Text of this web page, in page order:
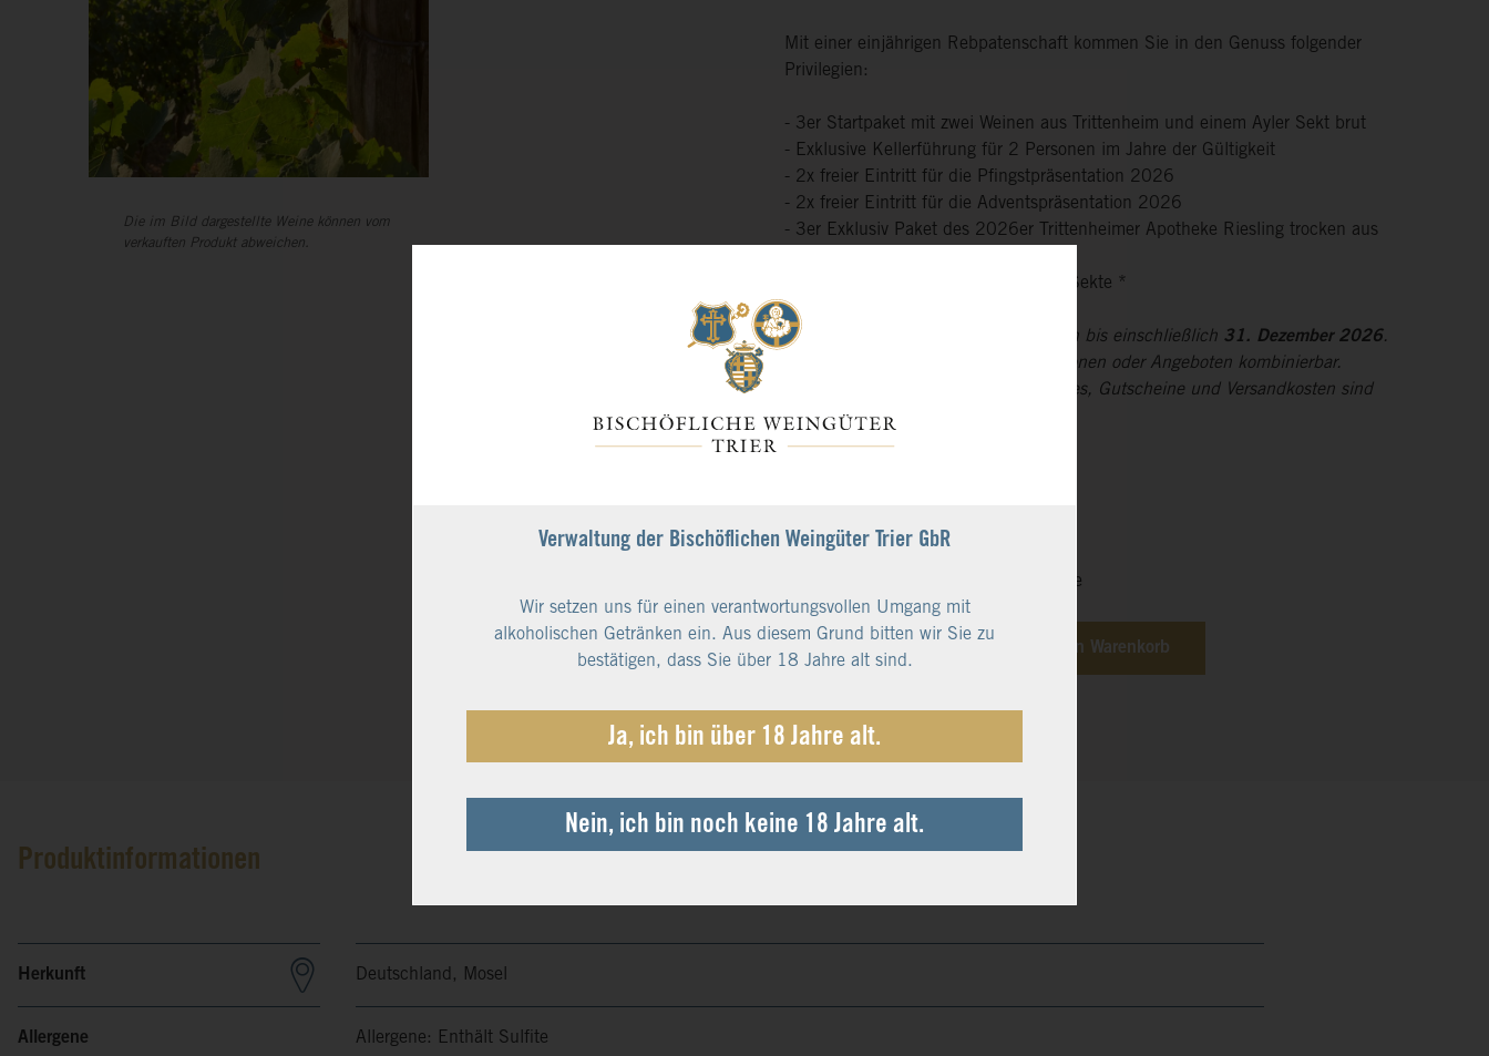
Die im Bild dargestellte Weine können vom
verkauften Produkt abweichen.
Mit einer einjährigen Rebpatenschaft kommen Sie in den Genuss folgender
Privilegien:
- 3er Startpaket mit zwei Weinen aus Trittenheim und einem Ayler Sekt brut
- Exklusive Kellerführung für 2 Personen im Jahre der Gültigkeit
- 2x freier Eintritt für die Pfingstpräsentation 2026
- 2x freier Eintritt für die Adventspräsentation 2026
- 3er Exklusiv Paket des 2026er Trittenheimer Apotheke Riesling trocken aus
- 10% Nachlass auf unsere Weine & Sekte *
* Die angebotenen Konditionen gelten bis einschließlich 31. Dezember 2026.
Der Rabatt ist nicht mit anderen Aktionen oder Angeboten kombinierbar.
Sortimente, Präsente, Wein-Accessoires, Gutscheine und Versandkosten sind
ausgeschlossen.
inkl. 19% MwSt.
Sofort verfügbar, Lieferzeit 3-5 Tage
In den Warenkorb
Produktinformationen
Herkunft Deutschland, Mosel
Allergene Allergene: Enthält Sulfite
Verwaltung der Bischöflichen Weingüter Trier GbR
Wir setzen uns für einen verantwortungsvollen Umgang mit
alkoholischen Getränken ein. Aus diesem Grund bitten wir Sie zu
bestätigen, dass Sie über 18 Jahre alt sind.
Ja, ich bin über 18 Jahre alt.
Nein, ich bin noch keine 18 Jahre alt.